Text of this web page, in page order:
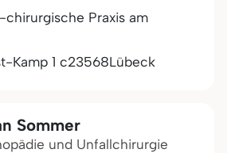
Praxis am
Kamp 1 c23568Lübeck
Sommer
und Unfallchirurgie